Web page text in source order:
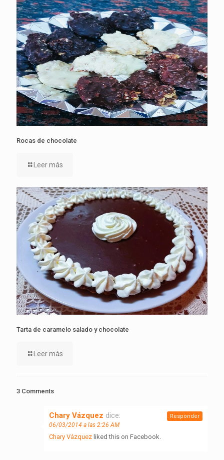
Rocas de chocolate
Leer más
Tarta de caramelo salado y chocolate
Leer más
3 Comments
Chary Vázquez dice:
06/03/2014 a las 2:26 AM
Chary Vázquez liked this on Facebook.
Responder